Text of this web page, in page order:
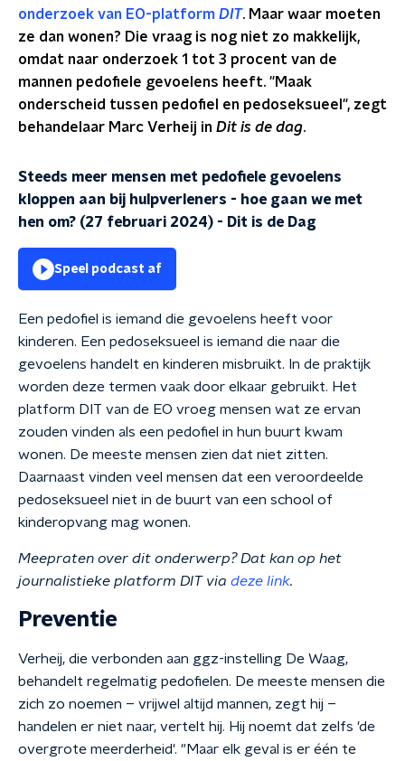
onderzoek van EO-platform DIT. Maar waar moeten
ze dan wonen? Die vraag is nog niet zo makkelijk,
omdat naar onderzoek 1 tot 3 procent van de
mannen pedofiele gevoelens heeft. "Maak
onderscheid tussen pedofiel en pedoseksueel", zegt
behandelaar Marc Verheij in Dit is de dag.
Steeds meer mensen met pedofiele gevoelens
kloppen aan bij hulpverleners - hoe gaan we met
hen om? (27 februari 2024) - Dit is de Dag
Speel podcast af
Een pedofiel is iemand die gevoelens heeft voor
kinderen. Een pedoseksueel is iemand die naar die
gevoelens handelt en kinderen misbruikt. In de praktijk
worden deze termen vaak door elkaar gebruikt. Het
platform DIT van de EO vroeg mensen wat ze ervan
zouden vinden als een pedofiel in hun buurt kwam
wonen. De meeste mensen zien dat niet zitten.
Daarnaast vinden veel mensen dat een veroordeelde
pedoseksueel niet in de buurt van een school of
kinderopvang mag wonen.
Meepraten over dit onderwerp? Dat kan op het
journalistieke platform DIT via deze link.
Preventie
Verheij, die verbonden aan ggz-instelling De Waag,
behandelt regelmatig pedofielen. De meeste mensen die
zich zo noemen – vrijwel altijd mannen, zegt hij –
handelen er niet naar, vertelt hij. Hij noemt dat zelfs 'de
overgrote meerderheid'. "Maar elk geval is er één te